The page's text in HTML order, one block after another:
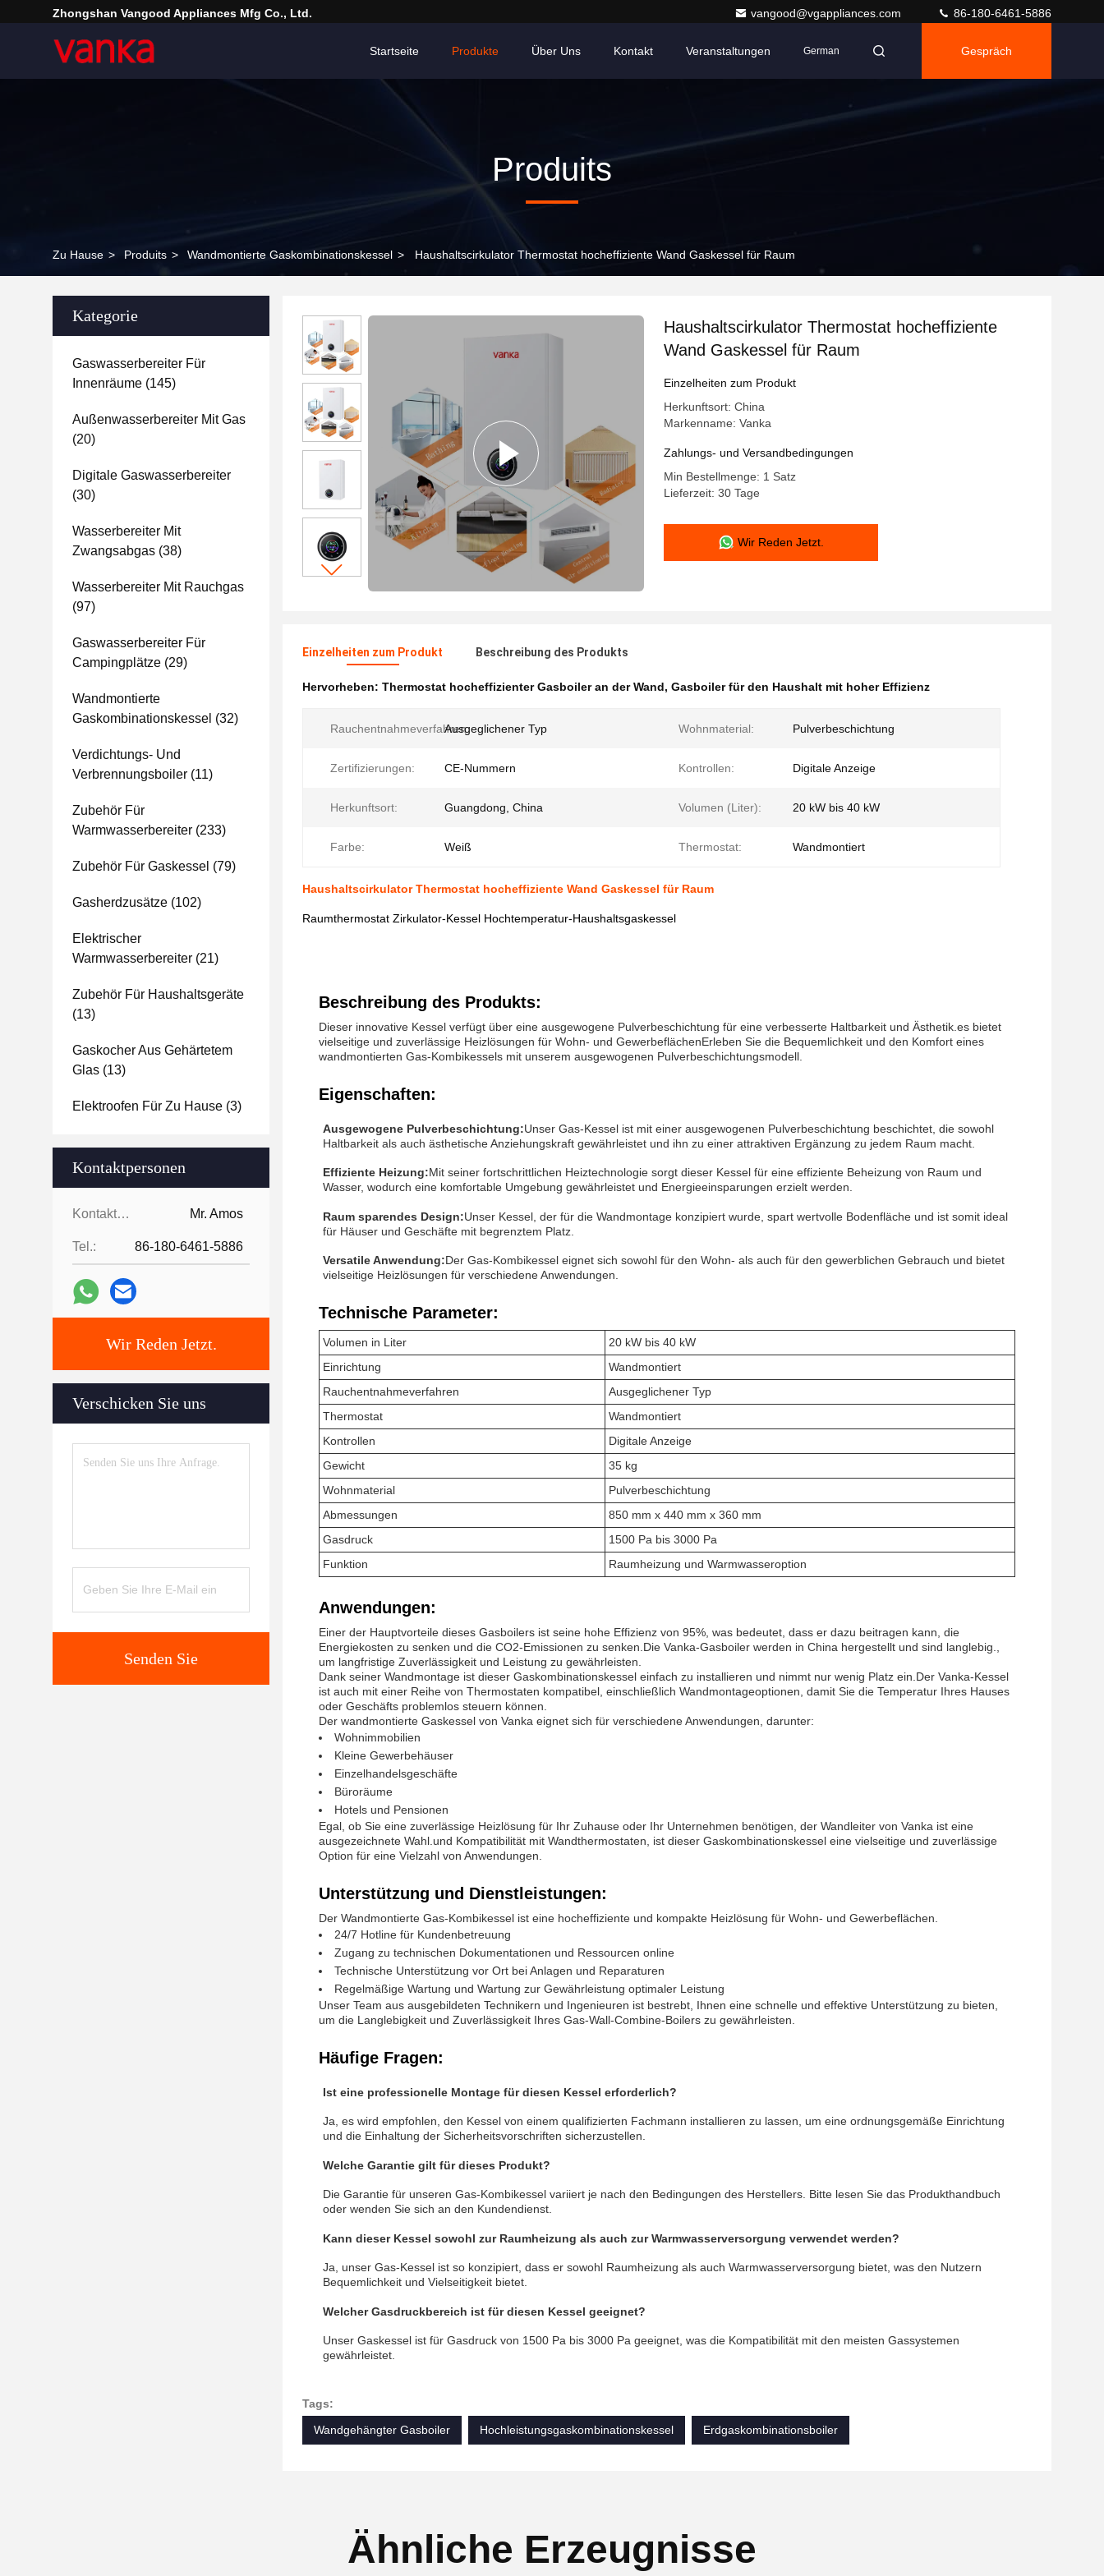
Zhongshan Vangood Appliances Mfg Co., Ltd. vangood@vgappliances.com 86-180-6461-5886
Startseite Produkte Über Uns Kontakt Veranstaltungen German Gespräch
Produits
Zu Hause > Produits > Wandmontierte Gaskombinationskessel > Haushaltscirkulator Thermostat hocheffiziente Wand Gaskessel für Raum
Kategorie
Gaswasserbereiter Für
Innenräume (145)
Außenwasserbereiter Mit Gas
(20)
Digitale Gaswasserbereiter
(30)
Wasserbereiter Mit
Zwangsabgas (38)
Wasserbereiter Mit Rauchgas
(97)
Gaswasserbereiter Für
Campingplätze (29)
Wandmontierte
Gaskombinationskessel (32)
Verdichtungs- Und
Verbrennungsboiler (11)
Zubehör Für
Warmwasserbereiter (233)
Zubehör Für Gaskessel (79)
Gasherdzusätze (102)
Elektrischer
Warmwasserbereiter (21)
Zubehör Für Haushaltsgeräte
(13)
Gaskocher Aus Gehärtetem
Glas (13)
Elektroofen Für Zu Hause (3)
Kontaktpersonen
Kontaktpersonen: Mr. Amos
Tel.: 86-180-6461-5886
Wir Reden Jetzt.
Verschicken Sie uns
Senden Sie
Haushaltscirkulator Thermostat hocheffiziente
Wand Gaskessel für Raum
Einzelheiten zum Produkt
Herkunftsort: China
Markenname: Vanka
Zahlungs- und Versandbedingungen
Min Bestellmenge: 1 Satz
Lieferzeit: 30 Tage
Wir Reden Jetzt.
Einzelheiten zum Produkt Beschreibung des Produkts
Hervorheben: Thermostat hocheffizienter Gasboiler an der Wand, Gasboiler für den Haushalt mit hoher Effizienz
Rauchentnahmeverfahren:Ausgeglichener Typ Wohnmaterial: Pulverbeschichtung
Zertifizierungen: CE-Nummern Kontrollen: Digitale Anzeige
Herkunftsort: Guangdong, China Volumen (Liter): 20 kW bis 40 kW
Farbe: Weiß Thermostat: Wandmontiert
Haushaltscirkulator Thermostat hocheffiziente Wand Gaskessel für Raum
Raumthermostat Zirkulator-Kessel Hochtemperatur-Haushaltsgaskessel
Beschreibung des Produkts:
Dieser innovative Kessel verfügt über eine ausgewogene Pulverbeschichtung für eine verbesserte Haltbarkeit und Ästhetik.es bietet
vielseitige und zuverlässige Heizlösungen für Wohn- und GewerbeflächenErleben Sie die Bequemlichkeit und den Komfort eines
wandmontierten Gas-Kombikessels mit unserem ausgewogenen Pulverbeschichtungsmodell.
Eigenschaften:
Ausgewogene Pulverbeschichtung:Unser Gas-Kessel ist mit einer ausgewogenen Pulverbeschichtung beschichtet, die sowohl
Haltbarkeit als auch ästhetische Anziehungskraft gewährleistet und ihn zu einer attraktiven Ergänzung zu jedem Raum macht.
Effiziente Heizung:Mit seiner fortschrittlichen Heiztechnologie sorgt dieser Kessel für eine effiziente Beheizung von Raum und
Wasser, wodurch eine komfortable Umgebung gewährleistet und Energieeinsparungen erzielt werden.
Raum sparendes Design:Unser Kessel, der für die Wandmontage konzipiert wurde, spart wertvolle Bodenfläche und ist somit ideal
für Häuser und Geschäfte mit begrenztem Platz.
Versatile Anwendung:Der Gas-Kombikessel eignet sich sowohl für den Wohn- als auch für den gewerblichen Gebrauch und bietet
vielseitige Heizlösungen für verschiedene Anwendungen.
Technische Parameter:
Volumen in Liter
20 kW bis 40 kW
Einrichtung
Wandmontiert
Rauchentnahmeverfahren
Ausgeglichener Typ
Thermostat
Wandmontiert
Kontrollen
Digitale Anzeige
Gewicht
35 kg
Wohnmaterial
Pulverbeschichtung
Abmessungen
850 mm x 440 mm x 360 mm
Gasdruck
1500 Pa bis 3000 Pa
Funktion
Raumheizung und Warmwasseroption
Anwendungen:
Einer der Hauptvorteile dieses Gasboilers ist seine hohe Effizienz von 95%, was bedeutet, dass er dazu beitragen kann, die
Energiekosten zu senken und die CO2-Emissionen zu senken.Die Vanka-Gasboiler werden in China hergestellt und sind langlebig.,
um langfristige Zuverlässigkeit und Leistung zu gewährleisten.
Dank seiner Wandmontage ist dieser Gaskombinationskessel einfach zu installieren und nimmt nur wenig Platz ein.Der Vanka-Kessel
ist auch mit einer Reihe von Thermostaten kompatibel, einschließlich Wandmontageoptionen, damit Sie die Temperatur Ihres Hauses
oder Geschäfts problemlos steuern können.
Der wandmontierte Gaskessel von Vanka eignet sich für verschiedene Anwendungen, darunter:
Wohnimmobilien
Kleine Gewerbehäuser
Einzelhandelsgeschäfte
Büroräume
Hotels und Pensionen
Egal, ob Sie eine zuverlässige Heizlösung für Ihr Zuhause oder Ihr Unternehmen benötigen, der Wandleiter von Vanka ist eine
ausgezeichnete Wahl.und Kompatibilität mit Wandthermostaten, ist dieser Gaskombinationskessel eine vielseitige und zuverlässige
Option für eine Vielzahl von Anwendungen.
Unterstützung und Dienstleistungen:
Der Wandmontierte Gas-Kombikessel ist eine hocheffiziente und kompakte Heizlösung für Wohn- und Gewerbeflächen.
24/7 Hotline für Kundenbetreuung
Zugang zu technischen Dokumentationen und Ressourcen online
Technische Unterstützung vor Ort bei Anlagen und Reparaturen
Regelmäßige Wartung und Wartung zur Gewährleistung optimaler Leistung
Unser Team aus ausgebildeten Technikern und Ingenieuren ist bestrebt, Ihnen eine schnelle und effektive Unterstützung zu bieten,
um die Langlebigkeit und Zuverlässigkeit Ihres Gas-Wall-Combine-Boilers zu gewährleisten.
Häufige Fragen:
Ist eine professionelle Montage für diesen Kessel erforderlich?
Ja, es wird empfohlen, den Kessel von einem qualifizierten Fachmann installieren zu lassen, um eine ordnungsgemäße Einrichtung
und die Einhaltung der Sicherheitsvorschriften sicherzustellen.
Welche Garantie gilt für dieses Produkt?
Die Garantie für unseren Gas-Kombikessel variiert je nach den Bedingungen des Herstellers. Bitte lesen Sie das Produkthandbuch
oder wenden Sie sich an den Kundendienst.
Kann dieser Kessel sowohl zur Raumheizung als auch zur Warmwasserversorgung verwendet werden?
Ja, unser Gas-Kessel ist so konzipiert, dass er sowohl Raumheizung als auch Warmwasserversorgung bietet, was den Nutzern
Bequemlichkeit und Vielseitigkeit bietet.
Welcher Gasdruckbereich ist für diesen Kessel geeignet?
Unser Gaskessel ist für Gasdruck von 1500 Pa bis 3000 Pa geeignet, was die Kompatibilität mit den meisten Gassystemen
gewährleistet.
Tags:
Wandgehängter Gasboiler
Hochleistungsgaskombinationskessel Erdgaskombinationsboiler
Ähnliche Erzeugnisse